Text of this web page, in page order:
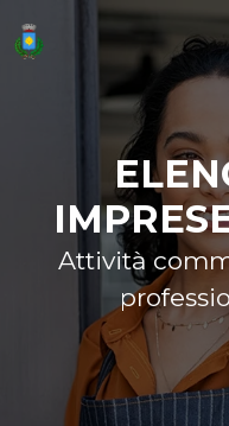
Attività